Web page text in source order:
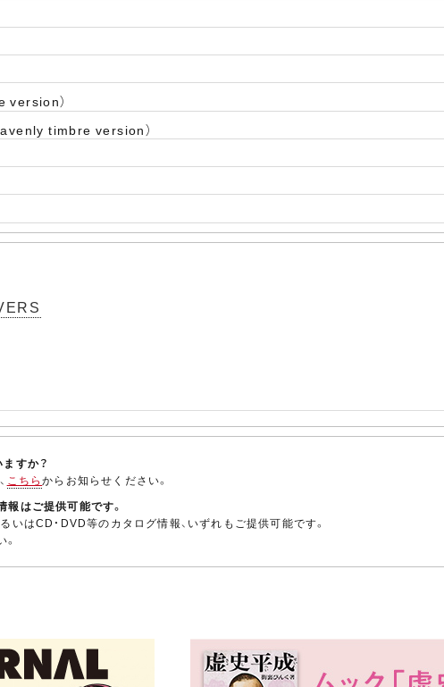
version）
timbre version）
すか？
こちらからお知らせください。
はご提供可能です。
いはCD・DVD等のカタログ情報、いずれもご提供可能です。